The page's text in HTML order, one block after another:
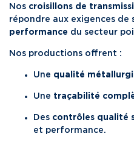
Nos croisillons de
répondre aux exigences de
performance du secteur
Nos productions offrent :
Une qualité
Une traçabilité
Des contrôles qualité
et performance.